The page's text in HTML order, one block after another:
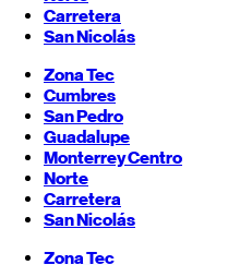
Carretera
San Nicolás
Zona Tec
Cumbres
San Pedro
Guadalupe
MonterreyCentro
Norte
Carretera
San Nicolás
Zona Tec